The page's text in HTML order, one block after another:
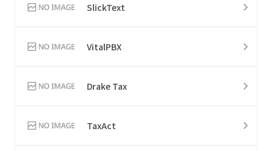
SlickText
VitalPBX
Drake Tax
TaxAct